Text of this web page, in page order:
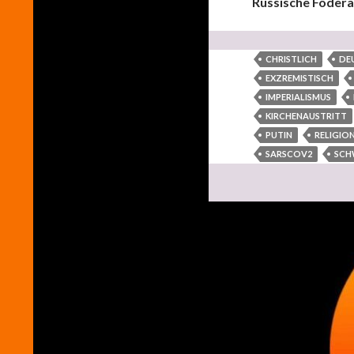
CHRISTLICH
EXZREMISTISCH
IMPERIALISMUS
KIRCHENAUSTRITT
PUTIN
SARSCOV2